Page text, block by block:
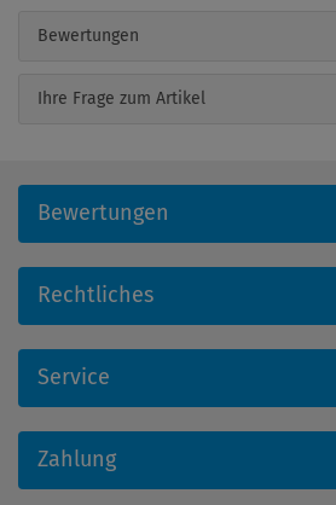
Bewertungen
Ihre Frage zum Artikel
Bewertungen
Rechtliches
Service
Zahlung